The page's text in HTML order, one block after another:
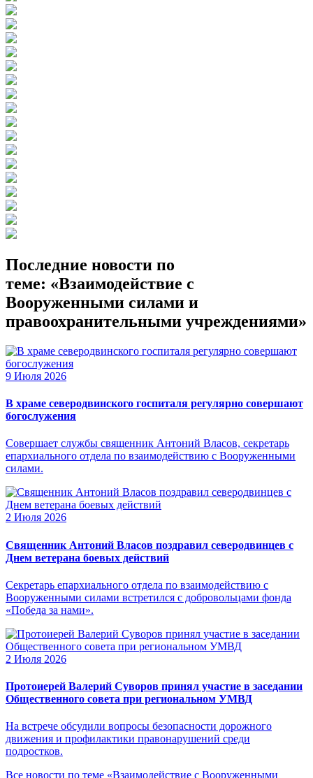
Последние новости по
теме: «Взаимодействие с
Вооруженными силами и
правоохранительными учреждениями»
9 Июля 2026
В храме северодвинского госпиталя регулярно совершают
богослужения
Совершает службы священник Антоний Власов, секретарь
епархиального отдела по взаимодействию с Вооруженными
силами.
2 Июля 2026
Священник Антоний Власов поздравил северодвинцев с
Днем ветерана боевых действий
Секретарь епархиального отдела по взаимодействию с
Вооруженными силами встретился с добровольцами фонда
«Победа за нами».
2 Июля 2026
Протоиерей Валерий Суворов принял участие в заседании
Общественного совета при региональном УМВД
На встрече обсудили вопросы безопасности дорожного
движения и профилактики правонарушений среди
подростков.
Все новости по теме «Взаимодействие с Вооруженными